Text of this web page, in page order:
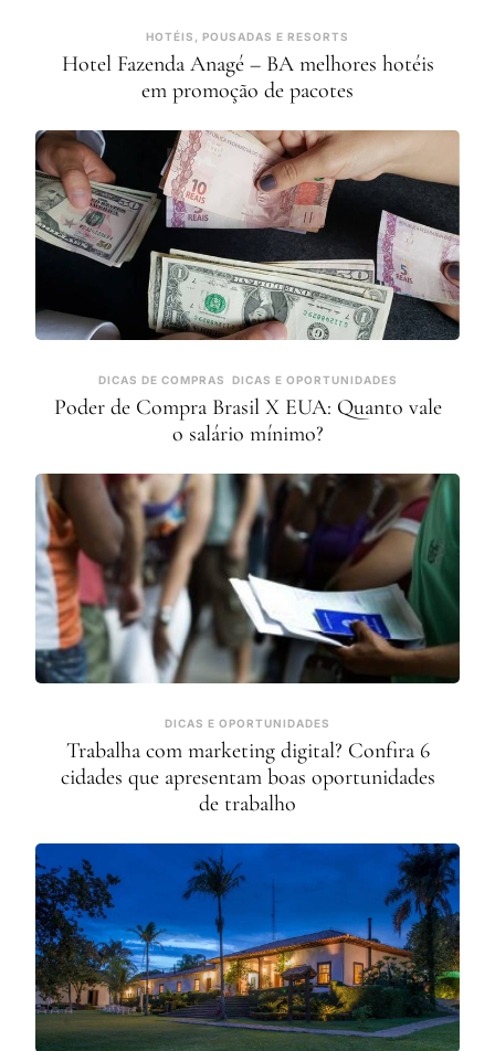
HOTÉIS, POUSADAS E RESORTS
Hotel Fazenda Anagé – BA melhores hotéis
em promoção de pacotes
DICAS DE COMPRAS DICAS E OPORTUNIDADES
Poder de Compra Brasil X EUA: Quanto vale
o salário mínimo?
DICAS E OPORTUNIDADES
Trabalha com marketing digital? Confira 6
cidades que apresentam boas oportunidades
de trabalho